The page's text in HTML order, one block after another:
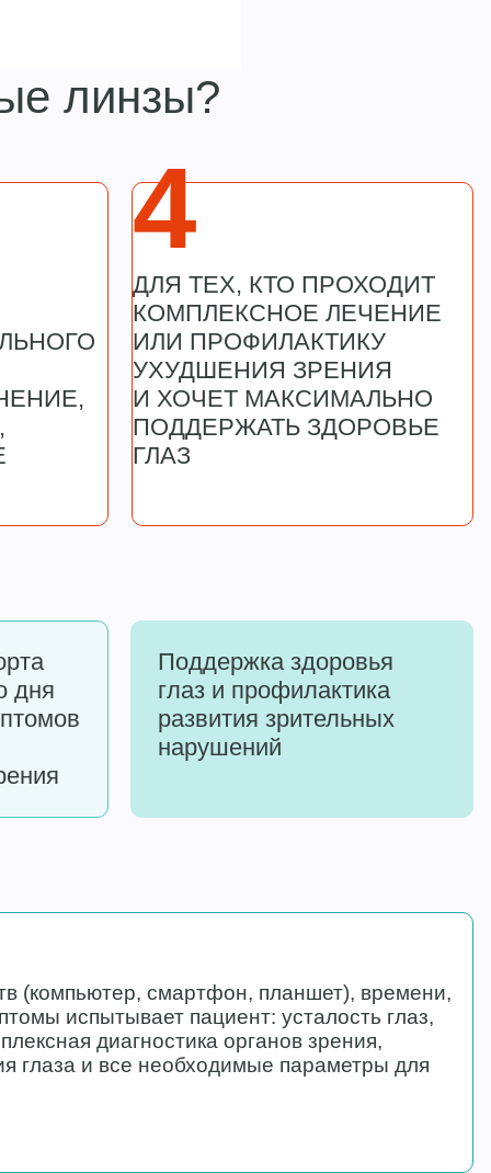
линзы?
4
ДЛЯ ТЕХ, КТО ПРОХОДИТ
КОМПЛЕКСНОЕ ЛЕЧЕНИЕ
ИЛИ ПРОФИЛАКТИКУ
УХУДШЕНИЯ ЗРЕНИЯ
И ХОЧЕТ МАКСИМАЛЬНО
ПОДДЕРЖАТЬ ЗДОРОВЬЕ
ГЛАЗ
дня
Поддержка здоровья
глаз и профилактика
развития зрительных
нарушений
(компьютер, смартфон, планшет), времени,
испытывает пациент: усталость глаз,
диагностика органов зрения,
глаза и все необходимые параметры для